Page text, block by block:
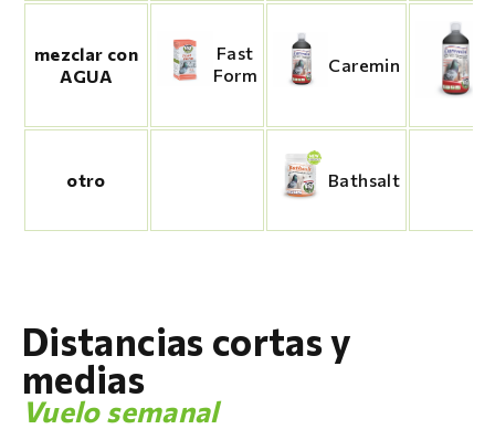
mezclar con
AGUA
Fast
Form
Caremin
otro Bathsalt
Distancias cortas y
medias
Vuelo semanal